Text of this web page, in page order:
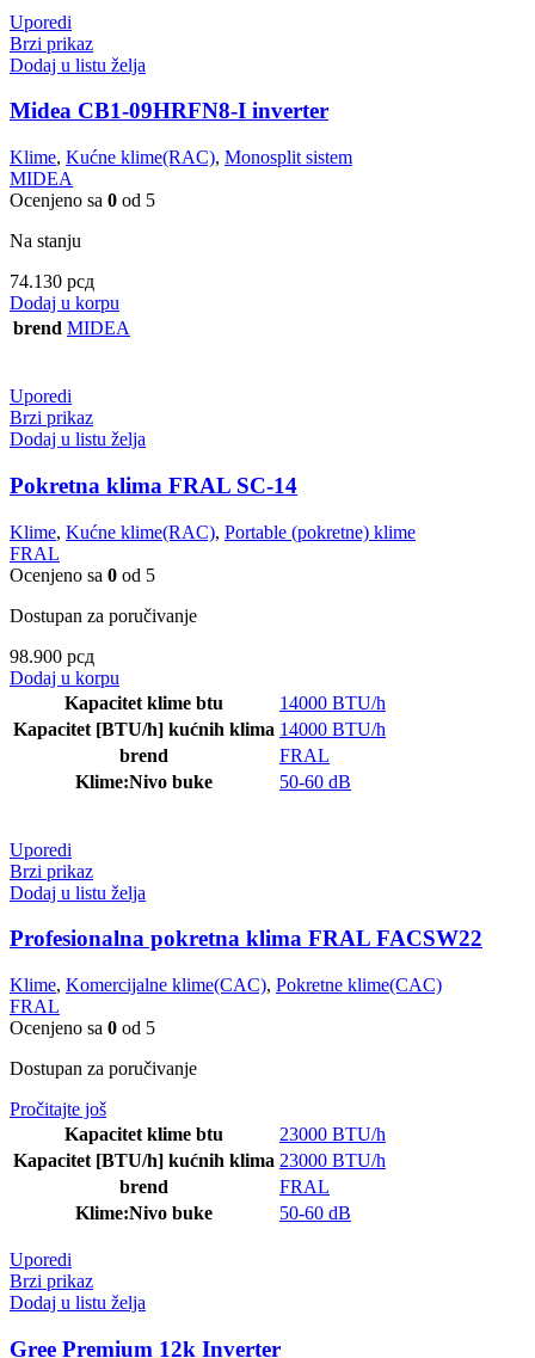
Uporedi
Brzi prikaz
Dodaj u listu želja
Midea CB1-09HRFN8-I inverter
Klime, Kućne klime(RAC), Monosplit sistem
MIDEA
Ocenjeno sa 0 od 5
Na stanju
74.130 рсд
Dodaj u korpu
brend MIDEA
Uporedi
Brzi prikaz
Dodaj u listu želja
Pokretna klima FRAL SC-14
Klime, Kućne klime(RAC), Portable (pokretne) klime
FRAL
Ocenjeno sa 0 od 5
Dostupan za poručivanje
98.900 рсд
Dodaj u korpu
Kapacitet klime btu
14000 BTU/h
Kapacitet [BTU/h] kućnih klima 14000 BTU/h
brend
FRAL
Klime:Nivo buke
50-60 dB
Uporedi
Brzi prikaz
Dodaj u listu želja
Profesionalna pokretna klima FRAL FACSW22
Klime, Komercijalne klime(CAC), Pokretne klime(CAC)
FRAL
Ocenjeno sa 0 od 5
Dostupan za poručivanje
Pročitajte još
Kapacitet klime btu
23000 BTU/h
Kapacitet [BTU/h] kućnih klima 23000 BTU/h
brend
FRAL
Klime:Nivo buke
50-60 dB
Uporedi
Brzi prikaz
Dodaj u listu želja
Gree Premium 12k Inverter